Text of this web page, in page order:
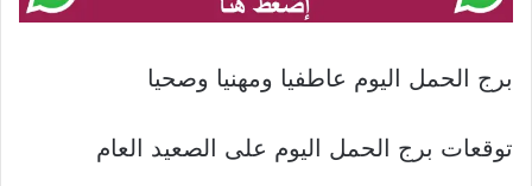
برج الحمل اليوم عاطفيا ومهنيا وصحيا
توقعات برج الحمل اليوم على الصعيد العام